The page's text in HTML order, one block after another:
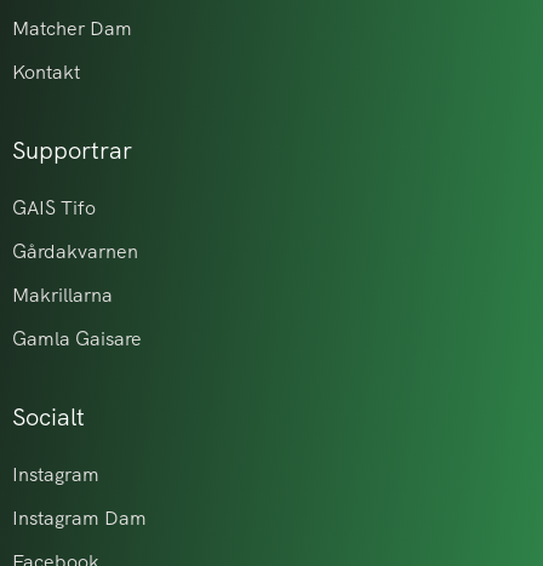
Matcher Dam
Kontakt
Supportrar
GAIS Tifo
Gårdakvarnen
Makrillarna
Gamla Gaisare
Socialt
Instagram
Instagram Dam